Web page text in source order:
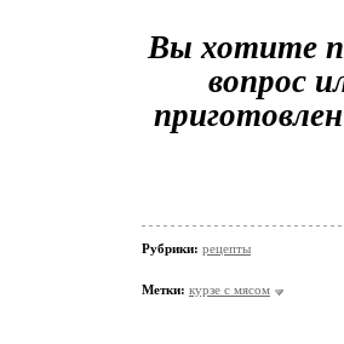
Вы хотите
вопрос
Рубрики: рецепты
Метки: курзе с мясом